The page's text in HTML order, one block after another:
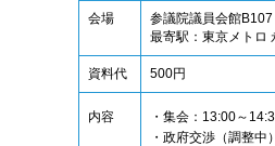
会場
参議院議員会館
最寄駅：東京メトロ
資料代 500円
内容
・集会：13:00～
・政府交渉（調整